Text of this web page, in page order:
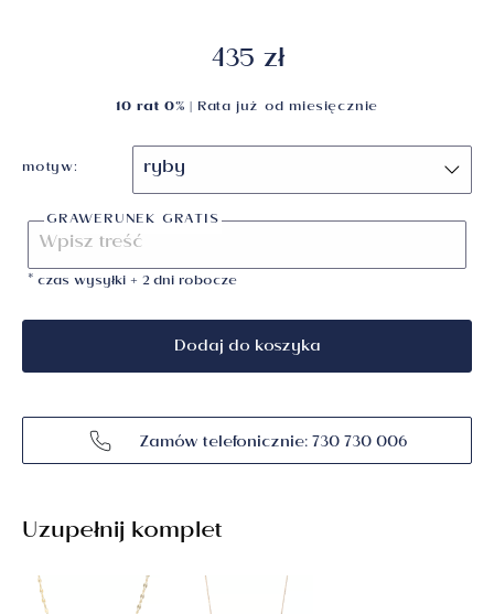
435 zł
10 rat 0% | Rata już od miesięcznie
motyw:
GRAWERUNEK GRATIS
* czas wysyłki + 2 dni robocze
Dodaj do koszyka
Zamów telefonicznie: 730 730 006
Uzupełnij komplet